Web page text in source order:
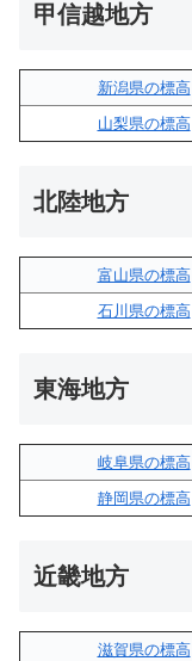
甲信越地方
新潟県の標高
山梨県の標高
北陸地方
富山県の標高
石川県の標高
東海地方
岐阜県の標高
静岡県の標高
近畿地方
滋賀県の標高